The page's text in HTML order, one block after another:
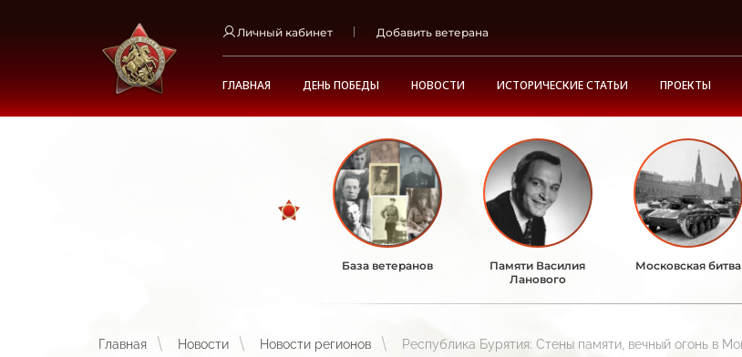
Личный кабинет Добавить ветерана
ГЛАВНАЯ ДЕНЬ ПОБЕДЫ НОВОСТИ ИСТОРИЧЕСКИЕ СТАТЬИ ПРОЕКТЫ
База ветеранов
Памяти Василия
Ланового
Московская битва
Главная Новости Новости регионов Республика Бурятия: Стены памяти, вечный огонь в